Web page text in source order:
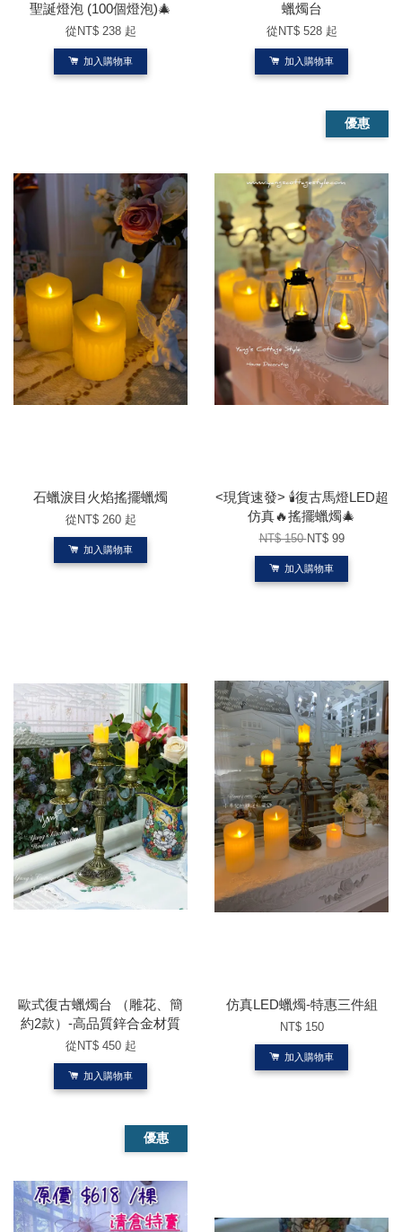
聖誕燈泡 (100個燈泡)🎄
從NT$ 238 起
加入購物車
蠟燭台
從NT$ 528 起
加入購物車
石蠟淚目火焰搖擺蠟燭
從NT$ 260 起
加入購物車
優惠
<現貨速發> 🕯️復古馬燈LED超
仿真🔥搖擺蠟燭🎄
NT$ 150NT$ 99
加入購物車
歐式復古蠟燭台 （雕花、簡
約2款）-高品質鋅合金材質
從NT$ 450 起
加入購物車
仿真LED蠟燭-特惠三件組
NT$ 150
加入購物車
優惠